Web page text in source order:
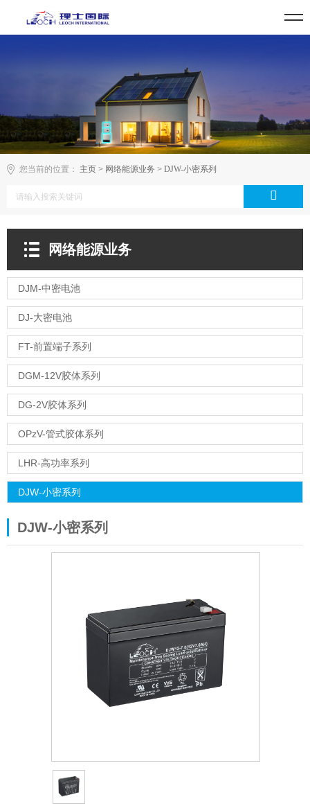
您当前的位置： 主页 > 网络能源业务 > DJW-小密系列
网络能源业务
DJM-中密电池
DJ-大密电池
FT-前置端子系列
DGM-12V胶体系列
DG-2V胶体系列
OPzV-管式胶体系列
LHR-高功率系列
DJW-小密系列
DJW-小密系列